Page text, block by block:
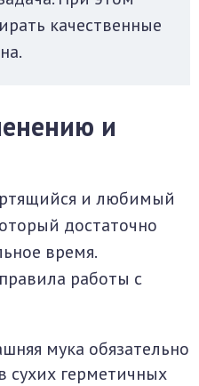
качественные
и
и любимый
достаточно
время.
работы с
мука обязательно
сухих герметичных